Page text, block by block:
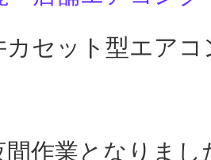
カセット型エア
間作業となりまし